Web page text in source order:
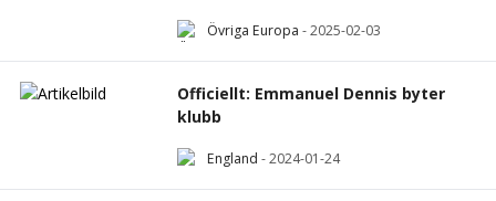
Övriga Europa -2025-02-03
Officiellt: Emmanuel Dennis byter
klubb
England -2024-01-24